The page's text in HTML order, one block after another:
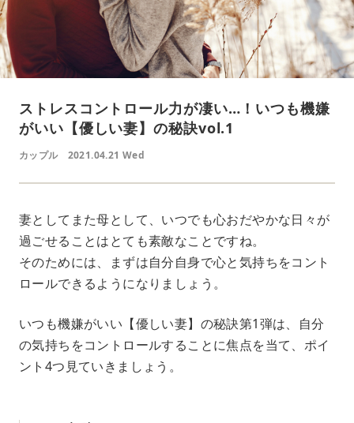
ストレスコントロール力が凄い…！いつも機嫌
がいい【優しい妻】の秘訣vol.1
カップル 2021.04.21 Wed
妻としてまた母として、いつでも心おだやかな日々が
過ごせることはとても素敵なことですね。
そのためには、まずは自分自身で心と気持ちをコント
ロールできるようになりましょう。
いつも機嫌がいい【優しい妻】の秘訣第1弾は、自分
の気持ちをコントロールすることに焦点を当て、ポイ
ント4つ見ていきましょう。